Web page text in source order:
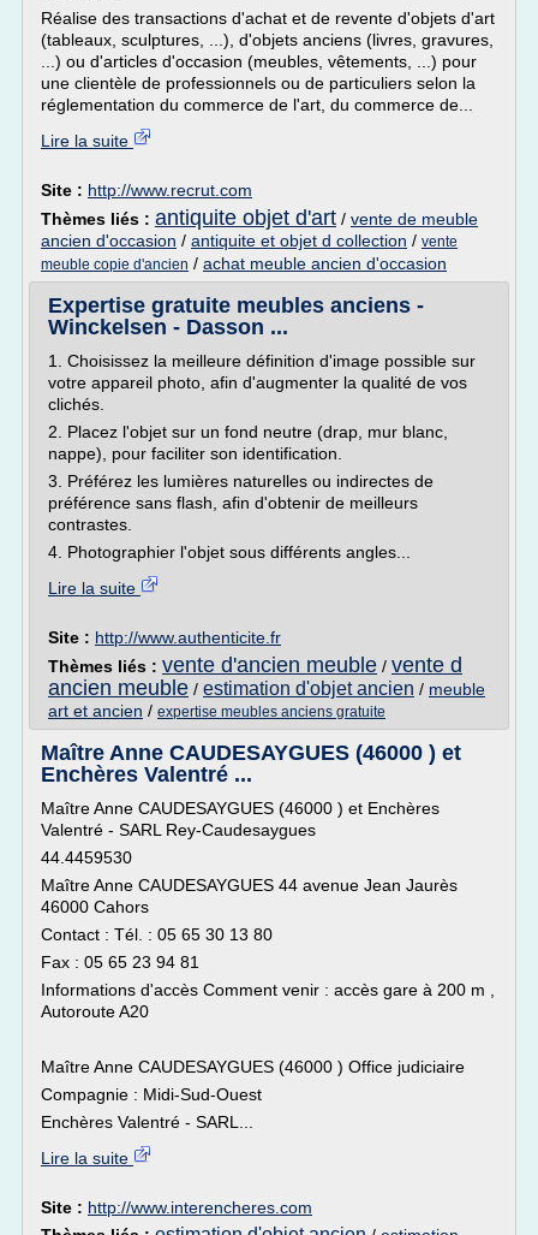
Réalise des transactions d'achat et de revente d'objets d'art
(tableaux, sculptures, ...), d'objets anciens (livres, gravures,
...) ou d'articles d'occasion (meubles, vêtements, ...) pour
une clientèle de professionnels ou de particuliers selon la
réglementation du commerce de l'art, du commerce de...
Lire la suite
Site : http://www.recrut.com
Thèmes liés : antiquite objet d'art / vente de meuble
ancien d'occasion / antiquite et objet d collection / vente
meuble copie d'ancien / achat meuble ancien d'occasion
Expertise gratuite meubles anciens -
Winckelsen - Dasson ...
1. Choisissez la meilleure définition d'image possible sur
votre appareil photo, afin d'augmenter la qualité de vos
clichés.
2. Placez l'objet sur un fond neutre (drap, mur blanc,
nappe), pour faciliter son identification.
3. Préférez les lumières naturelles ou indirectes de
préférence sans flash, afin d'obtenir de meilleurs
contrastes.
4. Photographier l'objet sous différents angles...
Lire la suite
Site : http://www.authenticite.fr
Thèmes liés : vente d'ancien meuble / vente d
ancien meuble / estimation d'objet ancien / meuble
art et ancien / expertise meubles anciens gratuite
Maître Anne CAUDESAYGUES (46000 ) et
Enchères Valentré ...
Maître Anne CAUDESAYGUES (46000 ) et Enchères
Valentré - SARL Rey-Caudesaygues
44.4459530
Maître Anne CAUDESAYGUES 44 avenue Jean Jaurès
46000 Cahors
Contact : Tél. : 05 65 30 13 80
Fax : 05 65 23 94 81
Informations d'accès Comment venir : accès gare à 200 m ,
Autoroute A20
Maître Anne CAUDESAYGUES (46000 ) Office judiciaire
Compagnie : Midi-Sud-Ouest
Enchères Valentré - SARL...
Lire la suite
Site : http://www.interencheres.com